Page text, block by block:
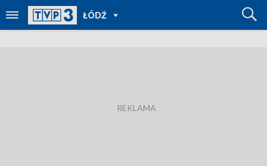
ŁÓDŹ
POWRÓT
DO
REGIONY